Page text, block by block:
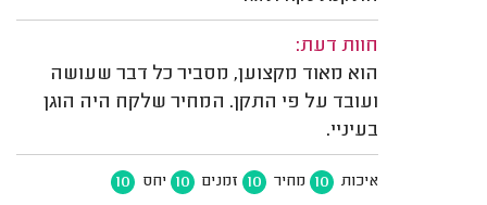
חוות דעת:
הוא מאוד מקצוען, מסביר כל דבר שעושה
ועובד על פי התקן. המחיר שלקח היה הוגן
בעיניי.
איכות 10 מחיר 10 זמנים 10 יחס 10